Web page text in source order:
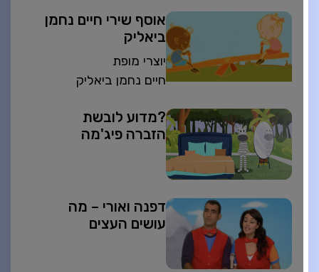
אוסף שירי חיים נחמן
ביאליק
יוצרי מופת
חיים נחמן ביאליק
?מדוע לובשת
הזברה פיג'מה
דפנה ואורי – מה
עושים העצים